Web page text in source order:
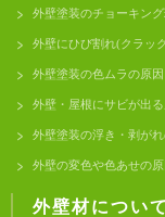
外壁塗装のチョーキン
外壁にひび割れ(クラッ
外壁塗装の色ムラの原
外壁・屋根にサビが出
外壁塗装の浮き・剥が
外壁の変色や色あせの
外壁材について